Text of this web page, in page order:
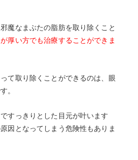
魔なまぶたの脂肪を取り除くこと
厚い方でも治療することができま
て取り除くことができるのは、眼
。
すっきりとした目元が叶います
因となってしまう危険性もありま